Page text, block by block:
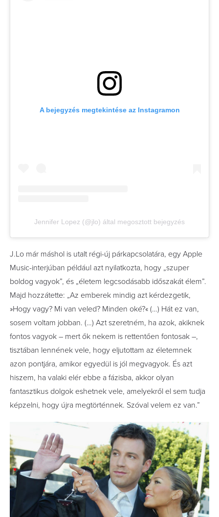
A bejegyzés megtekintése az Instagramon
Jennifer Lopez (@jlo) által megosztott bejegyzés
J.Lo már máshol is utalt régi-új párkapcsolatára, egy Apple
Music-interjúban például azt nyilatkozta, hogy „szuper
boldog vagyok”, és „életem legcsodásabb időszakát élem”.
Majd hozzátette: „Az emberek mindig azt kérdezgetik,
»Hogy vagy? Mi van veled? Minden oké?« (…) Hát ez van,
sosem voltam jobban. (…) Azt szeretném, ha azok, akiknek
fontos vagyok – mert ők nekem is rettentően fontosak –,
tisztában lennének vele, hogy eljutottam az életemnek
azon pontjára, amikor egyedül is jól megvagyok. És azt
hiszem, ha valaki elér ebbe a fázisba, akkor olyan
fantasztikus dolgok eshetnek vele, amelyekről el sem tudja
képzelni, hogy újra megtörténnek. Szóval velem ez van.”